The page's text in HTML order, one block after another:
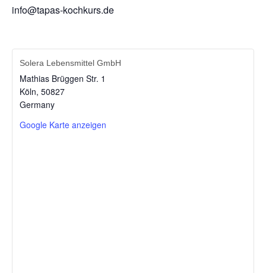
info@tapas-kochkurs.de
Solera Lebensmittel GmbH
Mathias Brüggen Str. 1
Köln, 50827
Germany
Google Karte anzeigen